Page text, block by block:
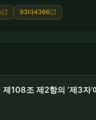
open_in_new 93다4366 open_in_new
108조 제2항의 ‘제3자